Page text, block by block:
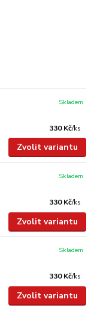
330 Kč/ks
Skladem
Zvolit variantu
330 Kč/ks
Skladem
Zvolit variantu
330 Kč/ks
Skladem
Zvolit variantu